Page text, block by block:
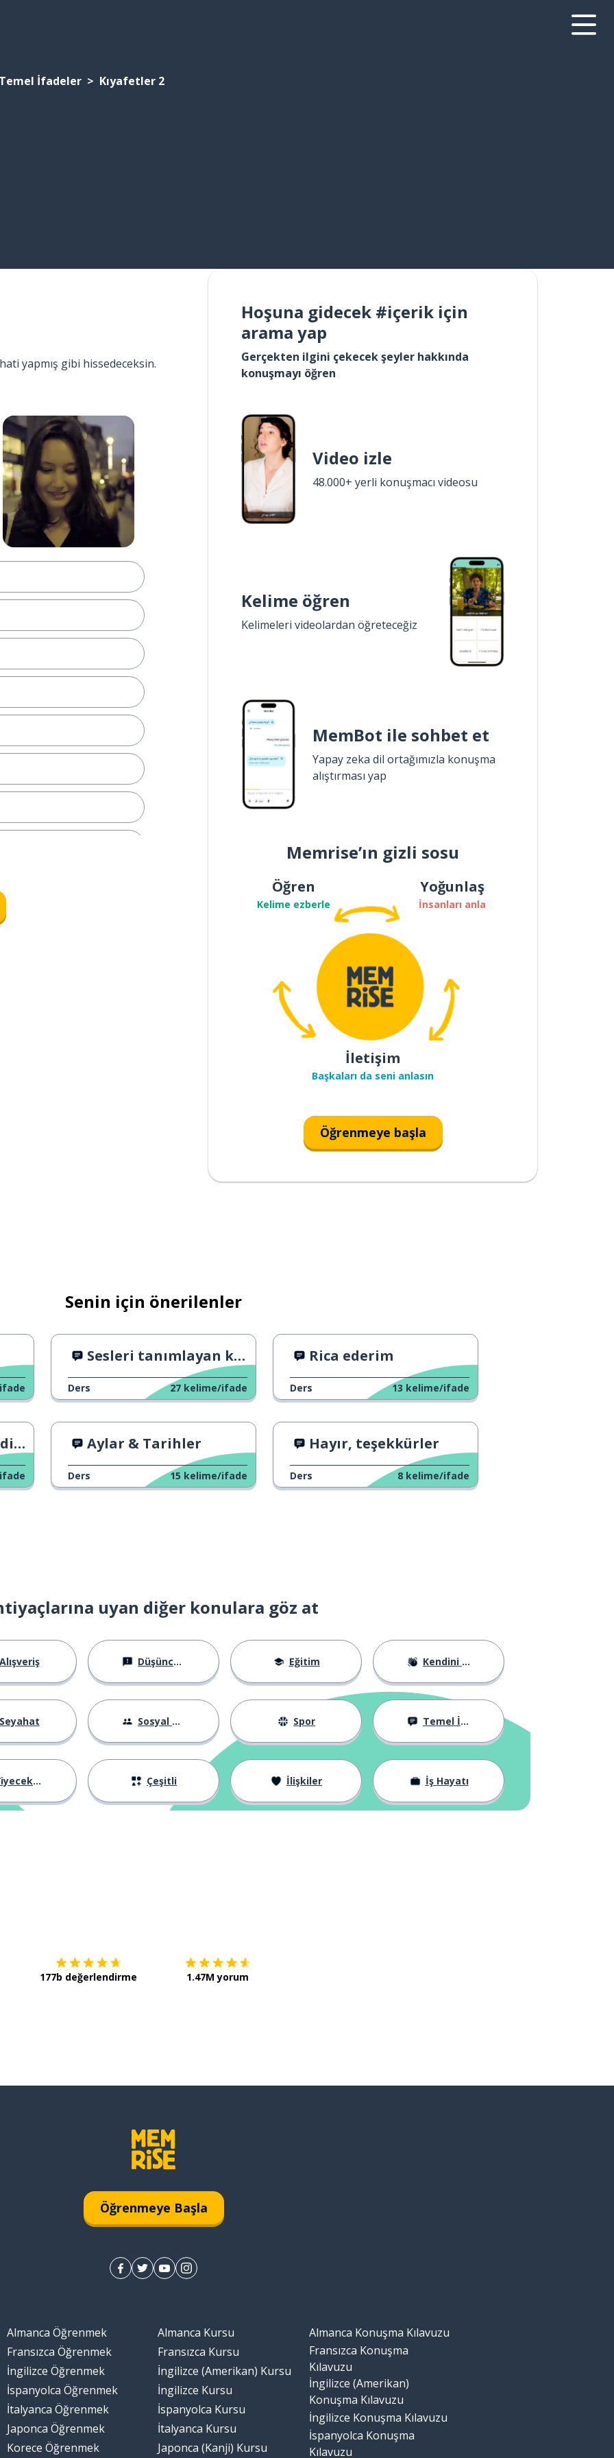
Temel İfadeler Kıyafetler 2
yapmış gibi hissedeceksin.
Hoşuna gidecek #içerik için
arama yap
Gerçekten ilgini çekecek şeyler hakkında
konuşmayı öğren
Video izle
48.000+ yerli konuşmacı videosu
Kelime öğren
Kelimeleri videolardan öğreteceğiz
MemBot ile sohbet et
Yapay zeka dil ortağımızla konuşma
alıştırması yap
Memrise’ın gizli sosu
Öğren
Kelime ezberle
Yoğunlaş
İnsanları anla
İletişim
Başkaları da seni anlasın
Öğrenmeye başla
Senin için önerilenler
Sesleri tanımlayan kelimeler
Ders 27 kelime/ifade
Rica ederim
Ders 13 kelime/ifade
Aylar & Tarihler
Ders 15 kelime/ifade
Hayır, teşekkürler
Ders 8 kelime/ifade
uyan diğer konulara göz at
Alışveriş Düşünceler Eğitim Kendini Tanıtma
Seyahat Sosyal Hayat Spor Temel İfadeler
Çeşitli İlişkiler İş Hayatı
177b değerlendirme 1.47M yorum
Öğrenmeye Başla
Almanca Öğrenmek
Fransızca Öğrenmek
İngilizce Öğrenmek
İspanyolca Öğrenmek
İtalyanca Öğrenmek
Japonca Öğrenmek
Korece Öğrenmek
Almanca Kursu
Fransızca Kursu
İngilizce (Amerikan) Kursu
İngilizce Kursu
İspanyolca Kursu
İtalyanca Kursu
Japonca (Kanji) Kursu
Almanca Konuşma Kılavuzu
Fransızca Konuşma
Kılavuzu
İngilizce (Amerikan)
Konuşma Kılavuzu
İngilizce Konuşma Kılavuzu
İspanyolca Konuşma
Kılavuzu